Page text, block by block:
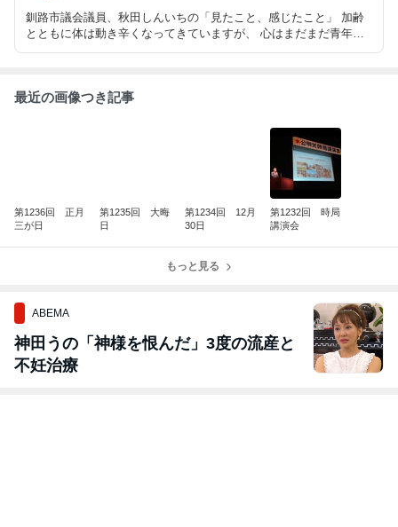
釧路市議会議員、秋田しんいちの「見たこと、感じたこと」 加齢
とともに体は動き辛くなってきていますが、 心はまだまだ青年、
生涯青春で頑張ります。 孫が一人増えて6人になったジイちゃんで
最近の画像つき記事
第1236回 正月
三が日
第1235回 大晦
日
第1234回 12月
30日
第1232回 時局
講演会
もっと見る
ABEMA
神田うの「神様を恨んだ」3度の流産と
不妊治療